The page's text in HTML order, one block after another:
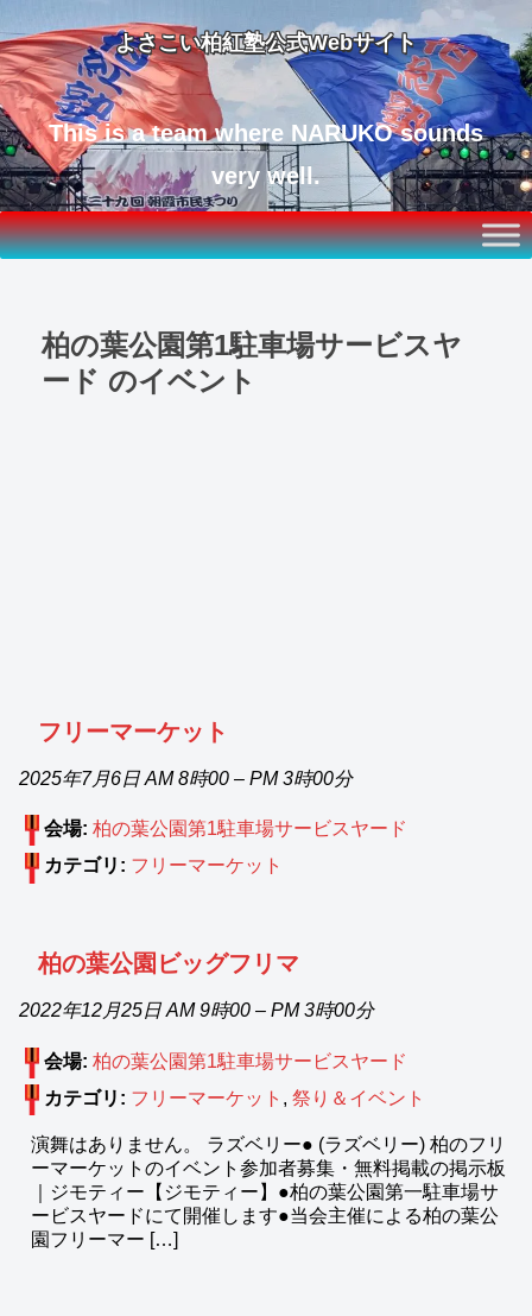
よさこい柏紅塾公式Webサイト
This is a team where NARUKO sounds
very well.
柏の葉公園第1駐車場サービスヤ
ード のイベント
フリーマーケット
2025年7月6日 AM 8時00 – PM 3時00分
会場: 柏の葉公園第1駐車場サービスヤード
カテゴリ: フリーマーケット
柏の葉公園ビッグフリマ
2022年12月25日 AM 9時00 – PM 3時00分
会場: 柏の葉公園第1駐車場サービスヤード
カテゴリ: フリーマーケット ,祭り＆イベント
演舞はありません。 ラズベリー● (ラズベリー) 柏のフリ
ーマーケットのイベント参加者募集・無料掲載の掲示板
｜ジモティー【ジモティー】●柏の葉公園第一駐車場サ
ービスヤードにて開催します●当会主催による柏の葉公
園フリーマー […]